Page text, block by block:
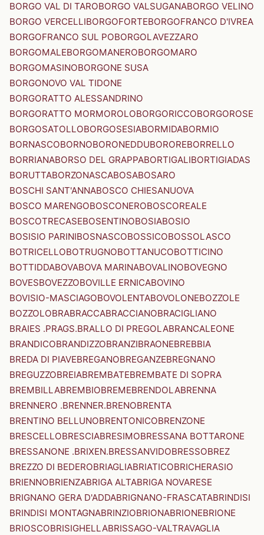
BORGO VAL DI TAROBORGO VALSUGANABORGO VELINO
BORGO VERCELLIBORGOFORTEBORGOFRANCO D'IVREA
BORGOFRANCO SUL POBORGOLAVEZZARO
BORGOMALEBORGOMANEROBORGOMARO
BORGOMASINOBORGONE SUSA
BORGONOVO VAL TIDONE
BORGORATTO ALESSANDRINO
BORGORATTO MORMOROLOBORGORICCOBORGOROSE
BORGOSATOLLOBORGOSESIABORMIDABORMIO
BORNASCOBORNOBORONEDDUBOROREBORRELLO
BORRIANABORSO DEL GRAPPABORTIGALIBORTIGIADAS
BORUTTABORZONASCABOSABOSARO
BOSCHI SANT'ANNABOSCO CHIESANUOVA
BOSCO MARENGOBOSCONEROBOSCOREALE
BOSCOTRECASEBOSENTINOBOSIABOSIO
BOSISIO PARINIBOSNASCOBOSSICOBOSSOLASCO
BOTRICELLOBOTRUGNOBOTTANUCOBOTTICINO
BOTTIDDABOVABOVA MARINABOVALINOBOVEGNO
BOVESBOVEZZOBOVILLE ERNICABOVINO
BOVISIO-MASCIAGOBOVOLENTABOVOLONEBOZZOLE
BOZZOLOBRABRACCABRACCIANOBRACIGLIANO
BRAIES .PRAGS.BRALLO DI PREGOLABRANCALEONE
BRANDICOBRANDIZZOBRANZIBRAONEBREBBIA
BREDA DI PIAVEBREGANOBREGANZEBREGNANO
BREGUZZOBREIABREMBATEBREMBATE DI SOPRA
BREMBILLABREMBIOBREMEBRENDOLABRENNA
BRENNERO .BRENNER.BRENOBRENTA
BRENTINO BELLUNOBRENTONICOBRENZONE
BRESCELLOBRESCIABRESIMOBRESSANA BOTTARONE
BRESSANONE .BRIXEN.BRESSANVIDOBRESSOBREZ
BREZZO DI BEDEROBRIAGLIABRIATICOBRICHERASIO
BRIENNOBRIENZABRIGA ALTABRIGA NOVARESE
BRIGNANO GERA D'ADDABRIGNANO-FRASCATABRINDISI
BRINDISI MONTAGNABRINZIOBRIONABRIONEBRIONE
BRIOSCOBRISIGHELLABRISSAGO-VALTRAVAGLIA